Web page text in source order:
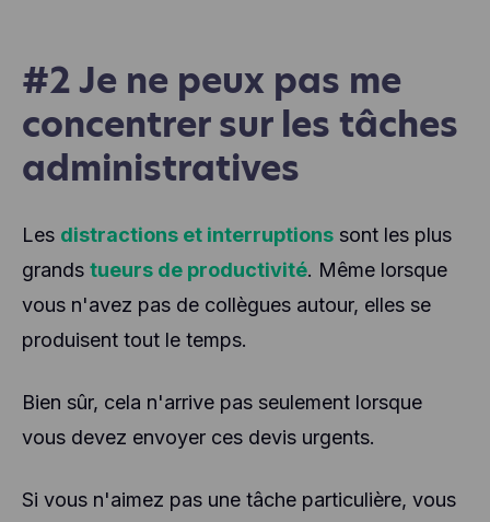
#2 Je ne peux pas me
concentrer sur les tâches
administratives
Les distractions et interruptions sont les plus
grands tueurs de productivité. Même lorsque
vous n'avez pas de collègues autour, elles se
produisent tout le temps.
Bien sûr, cela n'arrive pas seulement lorsque
vous devez envoyer ces devis urgents.
Si vous n'aimez pas une tâche particulière, vous